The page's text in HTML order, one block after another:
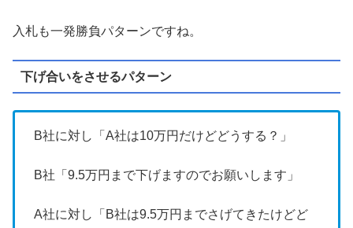
入札も一発勝負パターンですね。
下げ合いをさせるパターン
B社に対し「A社は10万円だけどどうする？」
B社「9.5万円まで下げますのでお願いします」
A社に対し「B社は9.5万円までさげてきたけどど